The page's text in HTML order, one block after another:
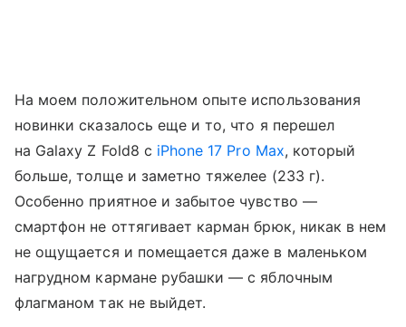
На моем положительном опыте использования
новинки сказалось еще и то, что я перешел
на Galaxy Z Fold8 с iPhone 17 Pro Max, который
больше, толще и заметно тяжелее (233 г).
Особенно приятное и забытое чувство —
смартфон не оттягивает карман брюк, никак в нем
не ощущается и помещается даже в маленьком
нагрудном кармане рубашки — с яблочным
флагманом так не выйдет.